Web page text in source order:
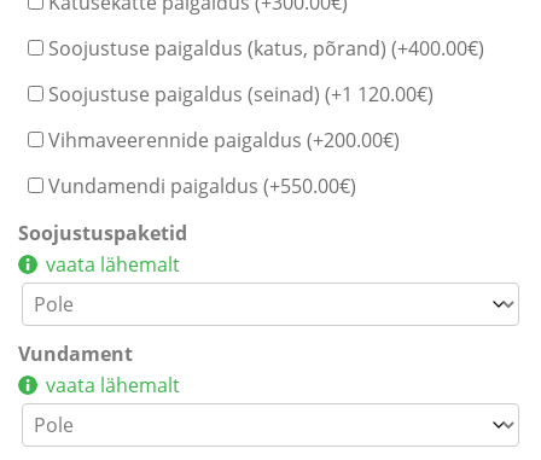
Soojustuse paigaldus (katus, põrand) (+400.00€)
Soojustuse paigaldus (seinad) (+1 120.00€)
Vihmaveerennide paigaldus (+200.00€)
Vundamendi paigaldus (+550.00€)
Soojustuspaketid
vaata lähemalt
Vundament
vaata lähemalt